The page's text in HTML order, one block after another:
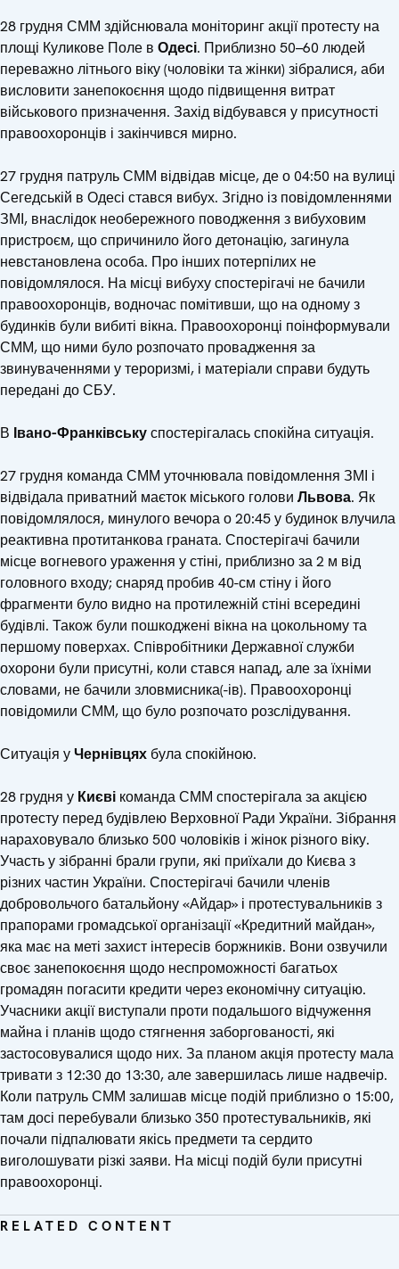
28 грудня СММ здійснювала моніторинг акції протесту на
площі Куликове Поле в Одесі. Приблизно 50–60 людей
переважно літнього віку (чоловіки та жінки) зібралися, аби
висловити занепокоєння щодо підвищення витрат
військового призначення. Захід відбувався у присутності
правоохоронців і закінчився мирно.
27 грудня патруль СММ відвідав місце, де о 04:50 на вулиці
Сегедській в Одесі стався вибух. Згідно із повідомленнями
ЗМІ, внаслідок необережного поводження з вибуховим
пристроєм, що спричинило його детонацію, загинула
невстановлена особа. Про інших потерпілих не
повідомлялося. На місці вибуху спостерігачі не бачили
правоохоронців, водночас помітивши, що на одному з
будинків були вибиті вікна. Правоохоронці поінформували
СММ, що ними було розпочато провадження за
звинуваченнями у тероризмі, і матеріали справи будуть
передані до СБУ.
В Івано-Франківськуспостерігалась спокійна ситуація.
27 грудня команда СММ уточнювала повідомлення ЗМІ і
відвідала приватний маєток міського голови Львова. Як
повідомлялося, минулого вечора о 20:45 у будинок влучила
реактивна протитанкова граната. Спостерігачі бачили
місце вогневого ураження у стіні, приблизно за 2 м від
головного входу; снаряд пробив 40-см стіну і його
фрагменти було видно на протилежній стіні всередині
будівлі. Також були пошкоджені вікна на цокольному та
першому поверхах. Співробітники Державної служби
охорони були присутні, коли стався напад, але за їхніми
словами, не бачили зловмисника(-ів). Правоохоронці
повідомили СММ, що було розпочато розслідування.
Ситуація уЧернівцях була спокійною.
28 грудня у Києві команда СММ спостерігала за акцією
протесту перед будівлею Верховної Ради України. Зібрання
нараховувало близько 500 чоловіків і жінок різного віку.
Участь у зібранні брали групи, які приїхали до Києва з
різних частин України. Спостерігачі бачили членів
добровольчого батальйону «Айдар» і протестувальників з
прапорами громадської організації «Кредитний майдан»,
яка має на меті захист інтересів боржників. Вони озвучили
своє занепокоєння щодо неспроможності багатьох
громадян погасити кредити через економічну ситуацію.
Учасники акції виступали проти подальшого відчуження
майна і планів щодо стягнення заборгованості, які
застосовувалися щодо них. За планом акція протесту мала
тривати з 12:30 до 13:30, але завершилась лише надвечір.
Коли патруль СММ залишав місце подій приблизно о 15:00,
там досі перебували близько 350 протестувальників, які
почали підпалювати якісь предмети та сердито
виголошувати різкі заяви. На місці подій були присутні
правоохоронці.
RELATED CONTENT